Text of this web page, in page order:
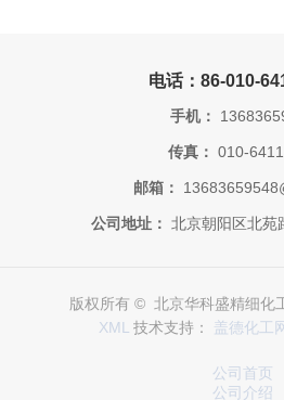
电话：86-010-
手机：
传真： 010-
邮箱：
公司地址： 北京朝阳区北苑
版权所有 © 北京华科盛精细化
XML 技术支持： 盖德化工
公司首页
公司介绍